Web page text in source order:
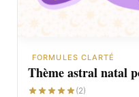
FORMULES CLARTÉ
Thème astral natal
(2)